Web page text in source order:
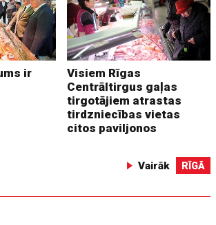
ir
Visiem Rīgas
Centrāltirgus gaļas
tirgotājiem atrastas
tirdzniecības vietas
citos paviljonos
Vairāk RĪGĀ